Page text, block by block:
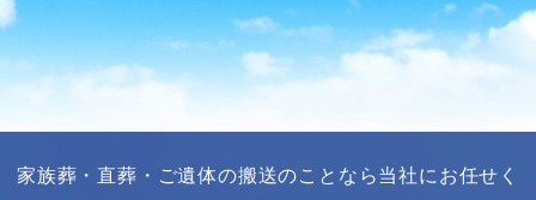
家族葬・直葬・ご遺体の搬送のことなら当社にお任せく